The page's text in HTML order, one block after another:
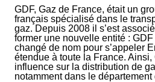
GDF, Gaz de France, était un
français spécialisé dans le
gaz. Depuis 2008 il s’est
former une nouvelle entité :
changé de nom pour s’appeler
étendue à toute la France.
influence sur la distribution de
notamment dans le département